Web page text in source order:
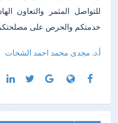
للتواصل المثمر والتعاون
خدمتكم والحرص على
أ.د. مجدى محمد احمد الشحات